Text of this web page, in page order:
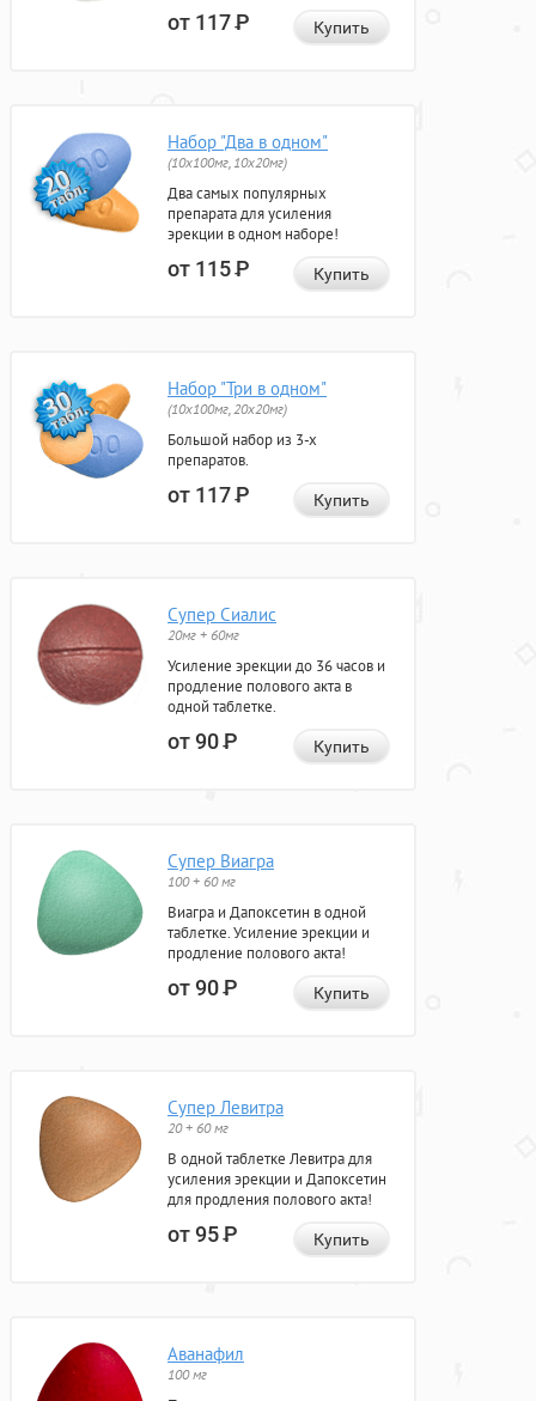
от 117Р Купить
Набор "Два в одном"
(10x100мг, 10x20мг)
Два самых популярных
препарата для усиления
эрекции в одном наборе!
от 115Р Купить
Набор "Три в одном"
(10x100мг, 20x20мг)
Большой набор из 3-х
препаратов.
от 117Р Купить
Супер Сиалис
20мг + 60мг
Усиление эрекции до 36 часов и
продление полового акта в
одной таблетке.
от 90Р Купить
Супер Виагра
100 + 60 мг
Виагра и Дапоксетин в одной
таблетке. Усиление эрекции и
продление полового акта!
от 90Р Купить
Супер Левитра
20 + 60 мг
В одной таблетке Левитра для
усиления эрекции и Дапоксетин
для продления полового акта!
от 95Р Купить
Аванафил
100 мг